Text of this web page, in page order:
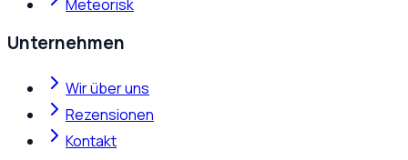
Meteorisk
Unternehmen
Wir über uns
Rezensionen
Kontakt